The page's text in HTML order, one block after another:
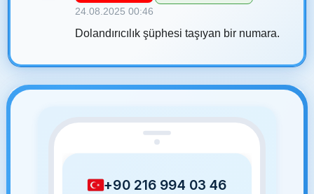
24.08.2025 00:46
Dolandırıcılık şüphesi taşıyan bir numara.
+90 216 994 03 46